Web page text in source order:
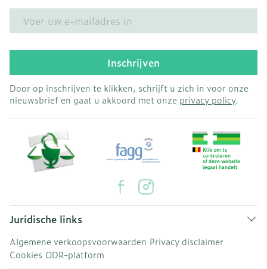
Inschrijven
Door op inschrijven te klikken, schrijft u zich in voor onze
nieuwsbrief en gaat u akkoord met onze privacy policy.
Juridische links
Algemene verkoopsvoorwaarden Privacy disclaimer
Cookies ODR-platform